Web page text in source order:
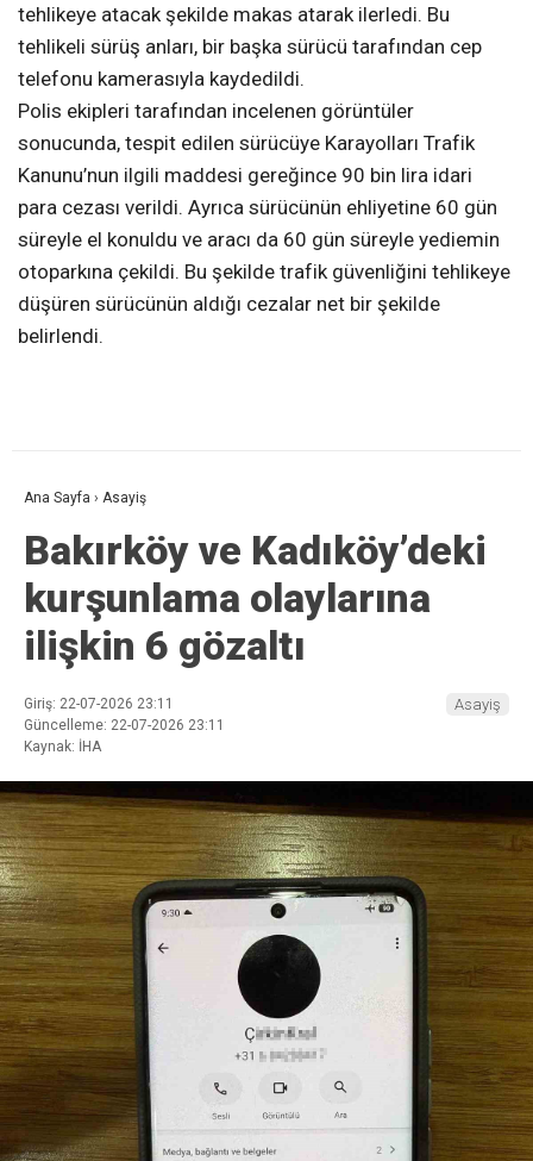
tehlikeye atacak şekilde makas atarak ilerledi. Bu
tehlikeli sürüş anları, bir başka sürücü tarafından cep
telefonu kamerasıyla kaydedildi.
Polis ekipleri tarafından incelenen görüntüler
sonucunda, tespit edilen sürücüye Karayolları Trafik
Kanunu’nun ilgili maddesi gereğince 90 bin lira idari
para cezası verildi. Ayrıca sürücünün ehliyetine 60 gün
süreyle el konuldu ve aracı da 60 gün süreyle yediemin
otoparkına çekildi. Bu şekilde trafik güvenliğini tehlikeye
düşüren sürücünün aldığı cezalar net bir şekilde
belirlendi.
Ana Sayfa › Asayiş
Bakırköy ve Kadıköy’deki
kurşunlama olaylarına
ilişkin 6 gözaltı
Giriş: 22-07-2026 23:11
Güncelleme: 22-07-2026 23:11
Kaynak: İHA
Asayiş